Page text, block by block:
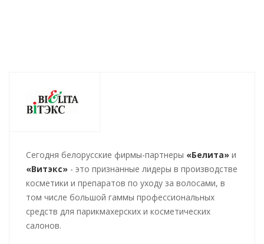
Cегодня белорусские фирмы-партнеры «Белита» и
«Витэкс» - это признанные лидеры в производстве
косметики и препаратов по уходу за волосами, в
том числе большой гаммы профессиональных
средств для парикмахерских и косметических
салонов.